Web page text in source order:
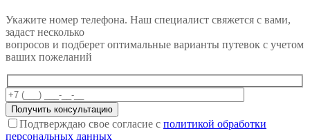
Укажите номер телефона. Наш специалист свяжется с вами,
задаст несколько
вопросов и подберет оптимальные варианты путевок с учетом
ваших пожеланий
Подтверждаю свое согласие с политикой обработки
персональных данных